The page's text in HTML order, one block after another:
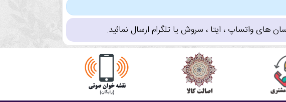
های واتساپ ، ایتا ، سروش یا تلگرام ارسال نمائید.